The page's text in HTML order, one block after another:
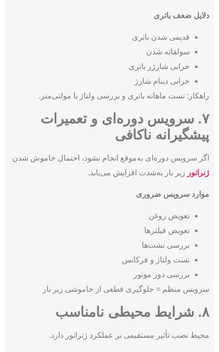
دلایل ضعف باتری
قدیمی شدن باتری
سولفاته شدن
خرابی شارژر باتری
خرابی دینام شارژ
راهکار: تست ماهانه باتری و بررسی ولتاژ با مولتی‌متر.
۷. سرویس دوره‌ای و تعمیرات
پیشگیرانه ناکافی
اگر سرویس دوره‌ای به‌موقع انجام نشود، احتمال خاموش شدن
ژنراتور زیر بار به‌شدت افزایش می‌یابد.
موارد سرویس ضروری
تعویض روغن
تعویض فیلترها
بررسی نشت‌ها
تست ولتاژ و فرکانس
بررسی دور موتور
سرویس منظم = جلوگیری قطعی از خاموشی زیر بار
۸. شرایط محیطی نامناسب
محیط نصب تأثیر مستقیمی بر عملکرد ژنراتور دارد.